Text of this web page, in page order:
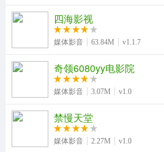
四海影视
媒体影音 63.84M v1.1.7
奇领6080yy电影院
媒体影音 3.07M v1.0
禁慢天堂
媒体影音 2.27M v1.0